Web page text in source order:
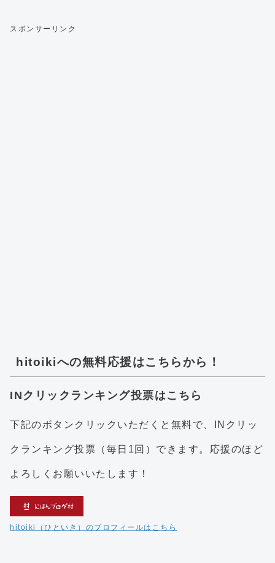
スポンサーリンク
hitoikiへの無料応援はこちらから！
INクリックランキング投票はこちら
下記のボタンクリックいただくと無料で、INクリッ
クランキング投票（毎日1回）できます。応援のほど
よろしくお願いいたします！
hitoiki（ひといき）のプロフィールはこちら